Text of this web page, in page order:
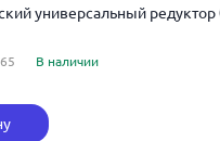
универсальный
В наличии